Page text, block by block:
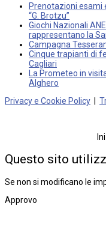
Prenotazioni esami
“G. Brotzu”
Giochi Nazionali
rappresentano la
Campagna
Cinque trapianti di
Cagliari
La Prometeo in
Alghero
Privacy e Cookie Policy
Questo sito
Se non si modificano le
Approvo